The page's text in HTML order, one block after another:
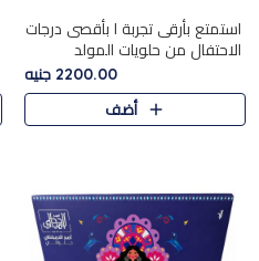
استمتع بأرقى تجربة ا بأقصى درجات
الاحتفال من حلويات المولد
المصريه الأصيلة مع هذه الفخامة
مع علبة سبيشال 3 التي تضم 56
قطعة من تشكيلة استثن..
2200.00 جنيه
أضف